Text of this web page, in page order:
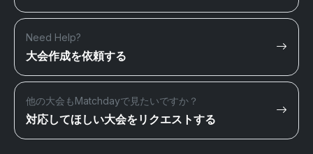
Need Help?
大会作成を依頼する
他の大会もMatchdayで見たいですか？
対応してほしい大会をリクエストする